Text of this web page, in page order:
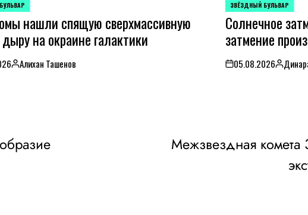
нашли спящую сверхмассивную
на окраине галактики
Posted
Алихан Ташенов
POSTED
IN
ЗВЁЗДНЫЙ БУЛЬВАР
Солнечное
затмение
on05.08.2026Posted
Межзвездная комета